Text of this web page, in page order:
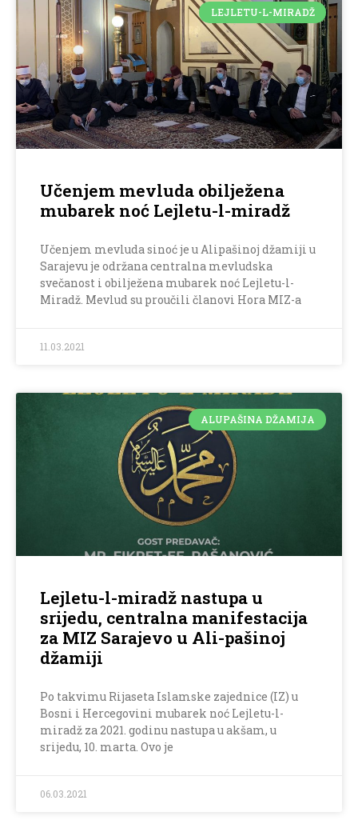
LEJLETU-L-MIRADŽ
Učenjem mevluda obilježena
mubarek noć Lejletu-l-miradž
Učenjem mevluda sinoć je u Alipašinoj džamiji u
Sarajevu je održana centralna mevludska
svečanost i obilježena mubarek noć Lejletu-l-
Miradž. Mevlud su proučili članovi Hora MIZ-a
11.03.2021
ALUPAŠINA DŽAMIJA
Lejletu-l-miradž nastupa u
srijedu, centralna manifestacija
za MIZ Sarajevo u Ali-pašinoj
džamiji
Po takvimu Rijaseta Islamske zajednice (IZ) u
Bosni i Hercegovini mubarek noć Lejletu-l-
miradž za 2021. godinu nastupa u akšam, u
srijedu, 10. marta. Ovo je
06.03.2021